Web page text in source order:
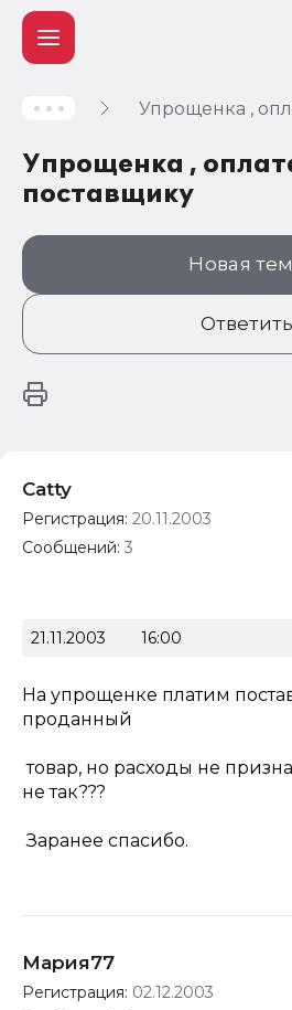
Упрощенка ,
Упрощенка ,
поставщику
Новая
Ответить
Catty
Регистрация: 20.11.2003
Сообщений: 3
21.11.2003 16:00
На упрощенке платим
проданный
товар, но расходы не
не так???
Заранее спасибо.
Мария77
Регистрация: 02.12.2003
Учет и
Автоматизация